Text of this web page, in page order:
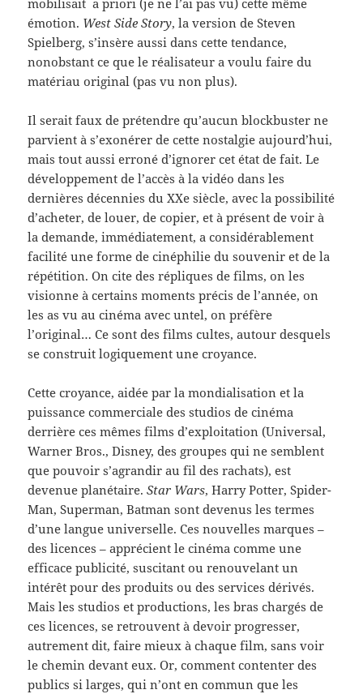
mobilisait a priori (je ne l’ai pas vu) cette même
émotion. West Side Story, la version de Steven
Spielberg, s’insère aussi dans cette tendance,
nonobstant ce que le réalisateur a voulu faire du
matériau original (pas vu non plus).
Il serait faux de prétendre qu’aucun blockbuster ne
parvient à s’exonérer de cette nostalgie aujourd’hui,
mais tout aussi erroné d’ignorer cet état de fait. Le
développement de l’accès à la vidéo dans les
dernières décennies du XXe siècle, avec la possibilité
d’acheter, de louer, de copier, et à présent de voir à
la demande, immédiatement, a considérablement
facilité une forme de cinéphilie du souvenir et de la
répétition. On cite des répliques de films, on les
visionne à certains moments précis de l’année, on
les as vu au cinéma avec untel, on préfère
l’original… Ce sont des films cultes, autour desquels
se construit logiquement une croyance.
Cette croyance, aidée par la mondialisation et la
puissance commerciale des studios de cinéma
derrière ces mêmes films d’exploitation (Universal,
Warner Bros., Disney, des groupes qui ne semblent
que pouvoir s’agrandir au fil des rachats), est
devenue planétaire.Star Wars, Harry Potter, Spider-
Man, Superman, Batman sont devenus les termes
d’une langue universelle. Ces nouvelles marques –
des licences – apprécient le cinéma comme une
efficace publicité, suscitant ou renouvelant un
intérêt pour des produits ou des services dérivés.
Mais les studios et productions, les bras chargés de
ces licences, se retrouvent à devoir progresser,
autrement dit, faire mieux à chaque film, sans voir
le chemin devant eux. Or, comment contenter des
publics si larges, qui n’ont en commun que les